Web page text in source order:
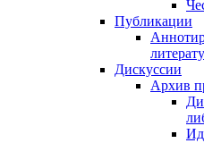
Публикации
Дискуссии
Архив